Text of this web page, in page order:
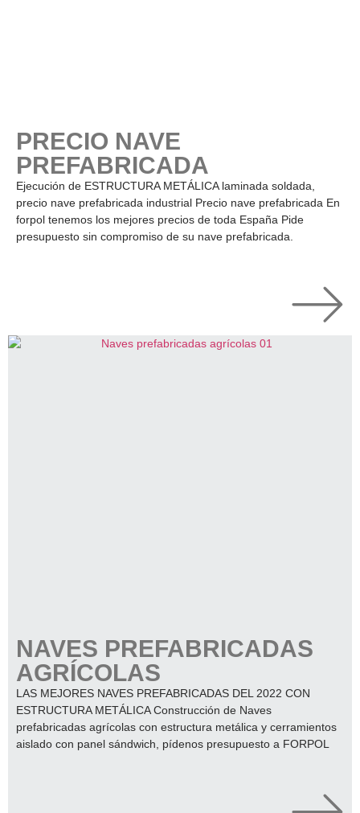
PRECIO NAVE
PREFABRICADA
Ejecución de ESTRUCTURA METÁLICA laminada soldada,
precio nave prefabricada industrial Precio nave prefabricada En
forpol tenemos los mejores precios de toda España Pide
presupuesto sin compromiso de su nave prefabricada.
NAVES PREFABRICADAS
AGRÍCOLAS
LAS MEJORES NAVES PREFABRICADAS DEL 2022 CON
ESTRUCTURA METÁLICA Construcción de Naves
prefabricadas agrícolas con estructura metálica y cerramientos
aislado con panel sándwich, pídenos presupuesto a FORPOL